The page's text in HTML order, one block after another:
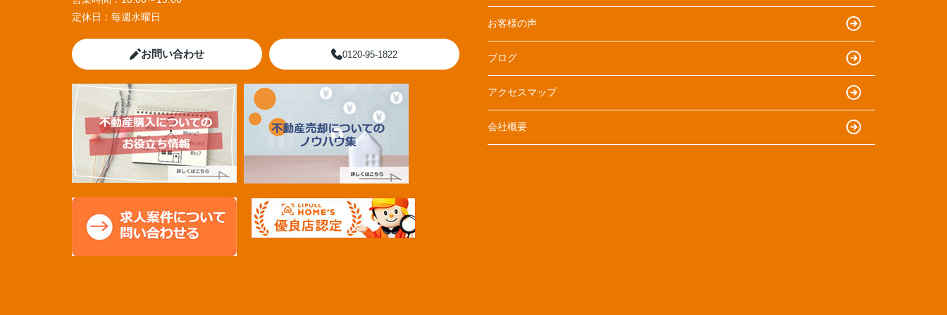
定休日： 毎週水曜日
お問い合わせ 0120-95-1822
お客様の声
ブログ
アクセスマップ
会社概要